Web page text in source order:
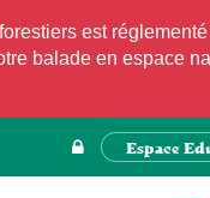
est
balade en espace
Espace